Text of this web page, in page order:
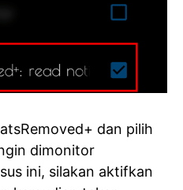
dan pilih
dimonitor
ini, silakan aktifkan